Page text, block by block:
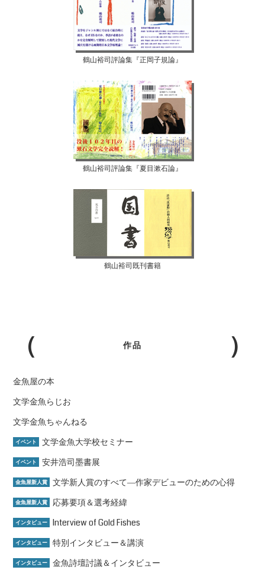
鶴山裕司評論集『正岡子規論』
鶴山裕司評論集『夏目漱石論』
鶴山裕司既刊書籍
作品
金魚屋の本
文学金魚らじお
文学金魚ちゃんねる
イベント 文学金魚大学校セミナー
イベント 安井浩司墨書展
金魚屋新人賞 文学新人賞のすべて―作家デビューのための心得
金魚屋新人賞 応募要項＆選考経緯
インタビュー Interview of Gold Fishes
インタビュー 特別インタビュー＆講演
インタビュー 金魚詩壇討議＆インタビュー